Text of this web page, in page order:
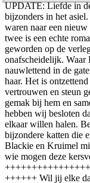
UPDATE: Liefde in
bijzonders in het
waren naar een nieuw
twee is een echte
geworden op de
onafscheidelijk.
nauwlettend in de
haar. Het is
vertrouwen en steun
gemak bij hem en
hebben wij besloten
elkaar willen halen.
bijzondere katten die
Blackie en Kruimel
wie mogen deze
++++++ Wil jij elke